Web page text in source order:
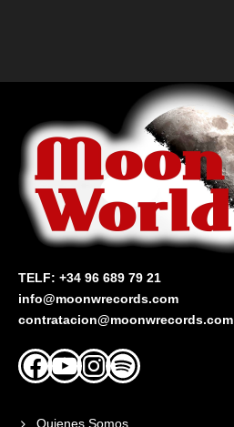
TELF: +34 96 689 79 21
info@moonwrecords.com
contratacion@moonwrecords.com
Facebook
YouTubeInstagram
Spotify
Quienes Somos